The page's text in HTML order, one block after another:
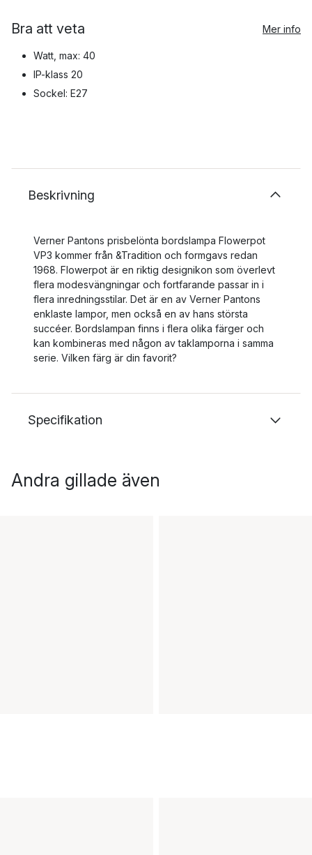
Bra att veta Mer info
Watt, max: 40
IP-klass 20
Sockel: E27
Beskrivning
Verner Pantons prisbelönta bordslampa Flowerpot
VP3 kommer från &Tradition och formgavs redan
1968. Flowerpot är en riktig designikon som överlevt
flera modesvängningar och fortfarande passar in i
flera inredningsstilar. Det är en av Verner Pantons
enklaste lampor, men också en av hans största
succéer. Bordslampan finns i flera olika färger och
kan kombineras med någon av taklamporna i samma
serie. Vilken färg är din favorit?
Specifikation
Andra gillade även